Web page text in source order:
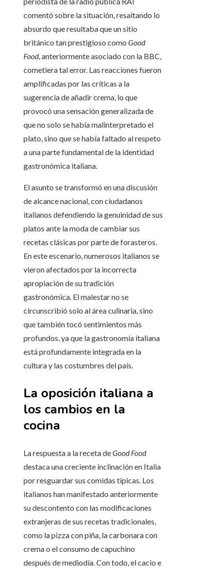
comentó sobre la situación, resaltando lo
absurdo que resultaba que un sitio
británico tan prestigioso como Good
Food, anteriormente asociado con la BBC,
cometiera tal error. Las reacciones fueron
amplificadas por las críticas a la
sugerencia de añadir crema, lo que
provocó una sensación generalizada de
que no solo se había malinterpretado el
plato, sino que se había faltado al respeto
a una parte fundamental de la identidad
gastronómica italiana.
El asunto se transformó en una discusión
de alcance nacional, con ciudadanos
italianos defendiendo la genuinidad de sus
platos ante la moda de cambiar sus
recetas clásicas por parte de forasteros.
En este escenario, numerosos italianos se
vieron afectados por la incorrecta
apropiación de su tradición
gastronómica. El malestar no se
circunscribió solo al área culinaria, sino
que también tocó sentimientos más
profundos, ya que la gastronomía italiana
está profundamente integrada en la
cultura y las costumbres del país.
La oposición italiana a
los cambios en la
cocina
La respuesta a la receta deGood Food
destaca una creciente inclinación en Italia
por resguardar sus comidas típicas. Los
italianos han manifestado anteriormente
su descontento con las modificaciones
extranjeras de sus recetas tradicionales,
como la pizza con piña, la carbonara con
crema o el consumo de capuchino
después de mediodía. Con todo, el cacio e